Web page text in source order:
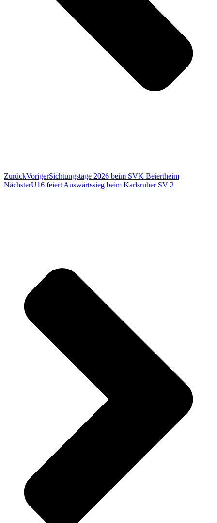
ZurückVorigerSichtungstage 2026 beim SVK Beiertheim
NächsterU16 feiert Auswärtssieg beim Karlsruher SV 2